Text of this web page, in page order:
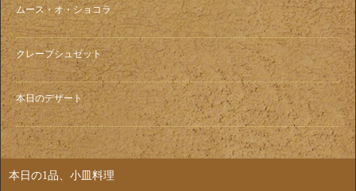
ムース・オ・ショコラ
クレープシュゼット
本日のデザート
本日の1品、小皿料理